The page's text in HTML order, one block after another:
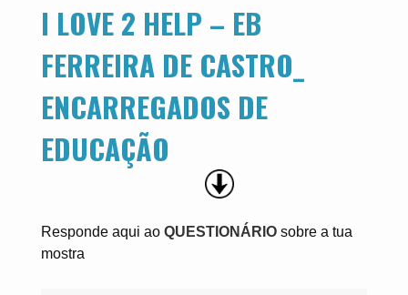
I LOVE 2 HELP – EB
FERREIRA DE CASTRO_
ENCARREGADOS DE
EDUCAÇÃO
Responde aqui ao QUESTIONÁRIOsobre a tua
mostra